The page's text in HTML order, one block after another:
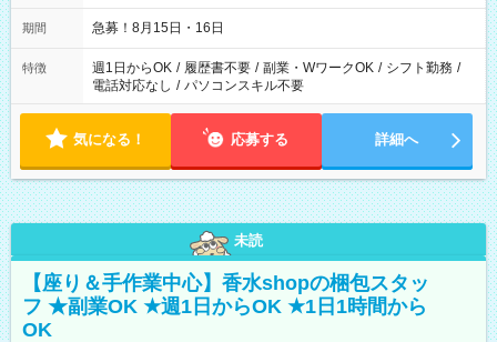
期間 急募！8月15日・16日
特徴 週1日からOK / 履歴書不要 / 副業・WワークOK / シフト勤務 /
電話対応なし / パソコンスキル不要
気になる！ 応募する 詳細へ
未読
【座り＆手作業中心】香水shopの梱包スタッ
フ ★副業OK ★週1日からOK ★1日1時間から
OK